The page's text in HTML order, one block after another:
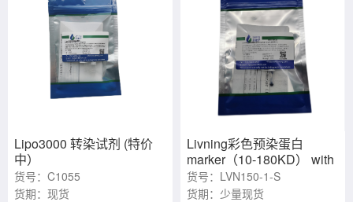
Lipo3000 转染试剂 (特价
中）
货号：C1055
货期：现货
Livning彩色预染蛋白
marker（10-180KD） with
45kDa（限一支）
货号：LVN150-1-S
货期：少量现货